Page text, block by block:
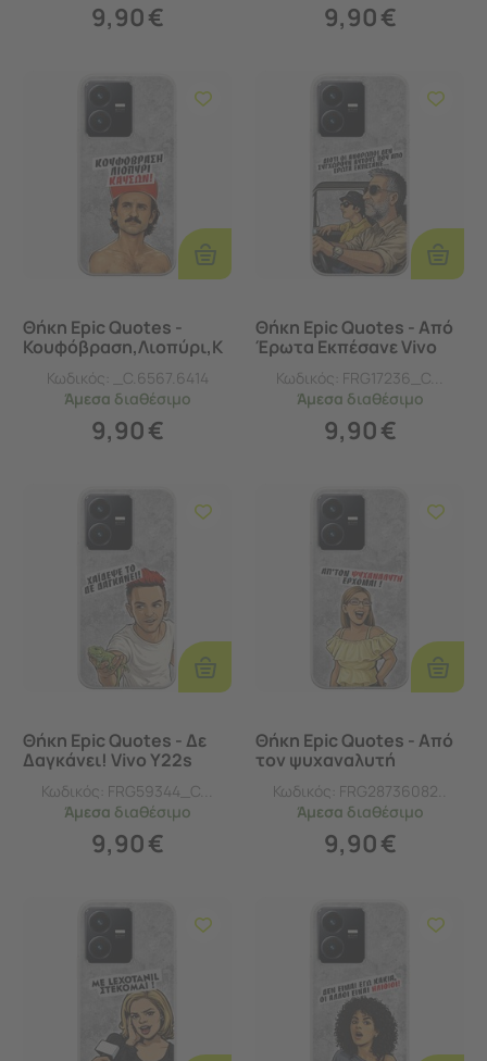
9,90€ 9,90€
Προσθήκη
Στο
Καλάθι
Θήκη Epic Quotes -
Κουφόβραση,Λιοπύρι,Κ
Flexible TPU (Διάφανη
Σιλικόνη)
Κωδικός:
_C.6567.6414
Άμεσα διαθέσιμο
9,90€
Στο
Καλάθι
Θήκη Epic Quotes - Από
Έρωτα Εκπέσανε Vivo
(Διάφανη Σιλικόνη)
Κωδικός: FRG17236_C...
Άμεσα διαθέσιμο
9,90€
Προσθήκη
Στο
Καλάθι
Θήκη Epic Quotes - Δε
Δαγκάνει! Vivo Y22s
Σιλικόνη)
Κωδικός: FRG59344_C...
Άμεσα διαθέσιμο
9,90€
Στο
Καλάθι
Θήκη Epic Quotes - Από
τον ψυχαναλυτή
Flexible TPU (Διάφανη
Σιλικόνη)
Κωδικός: FRG28736082..
Άμεσα διαθέσιμο
9,90€
Προσθήκη